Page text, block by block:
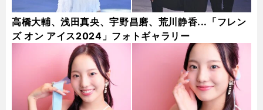
高橋大輔、浅田真央、宇野昌磨、荒川静香...「フレン
ズ オン アイス2024」フォトギャラリー